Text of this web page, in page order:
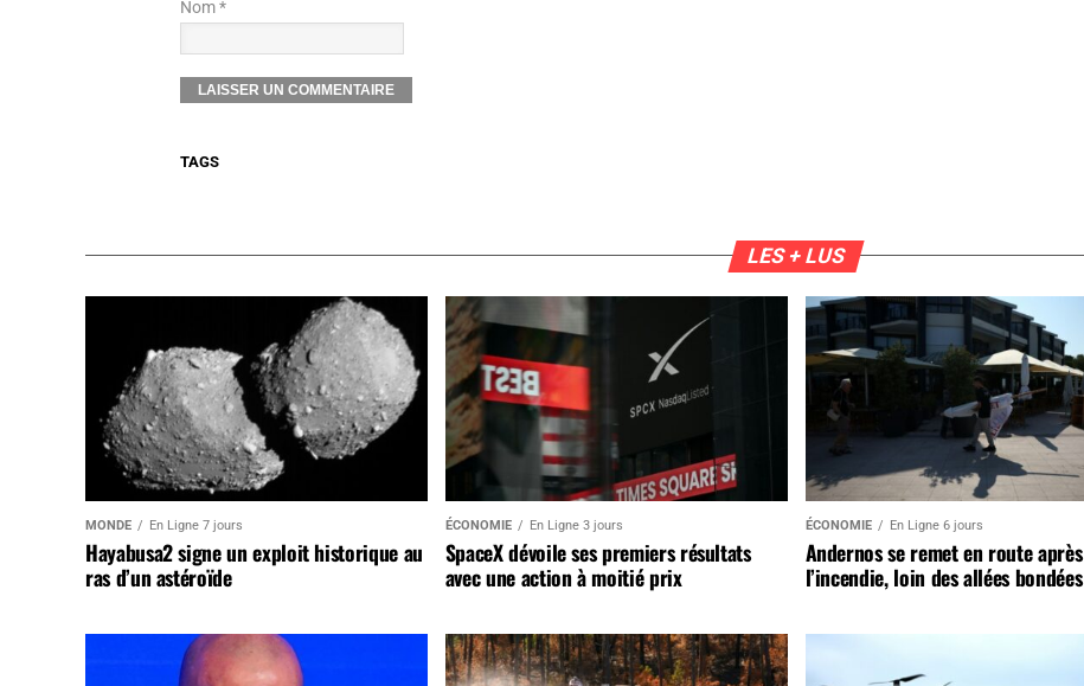
Nom *
TAGS
LES + LUS
MONDE En Ligne 7 jours
Hayabusa2 signe un exploit historique au
ras d’un astéroïde
ÉCONOMIE En Ligne 3 jours
SpaceX dévoile ses premiers résultats
avec une action à moitié prix
ÉCONOMIE En Ligne 6 jours
Andernos se remet en route après
l’incendie, loin des allées bondées